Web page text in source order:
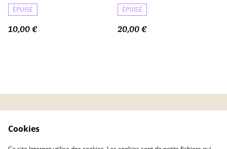
ÉPUISÉ
10,00 €
ÉPUISÉ
20,00 €
Cookies